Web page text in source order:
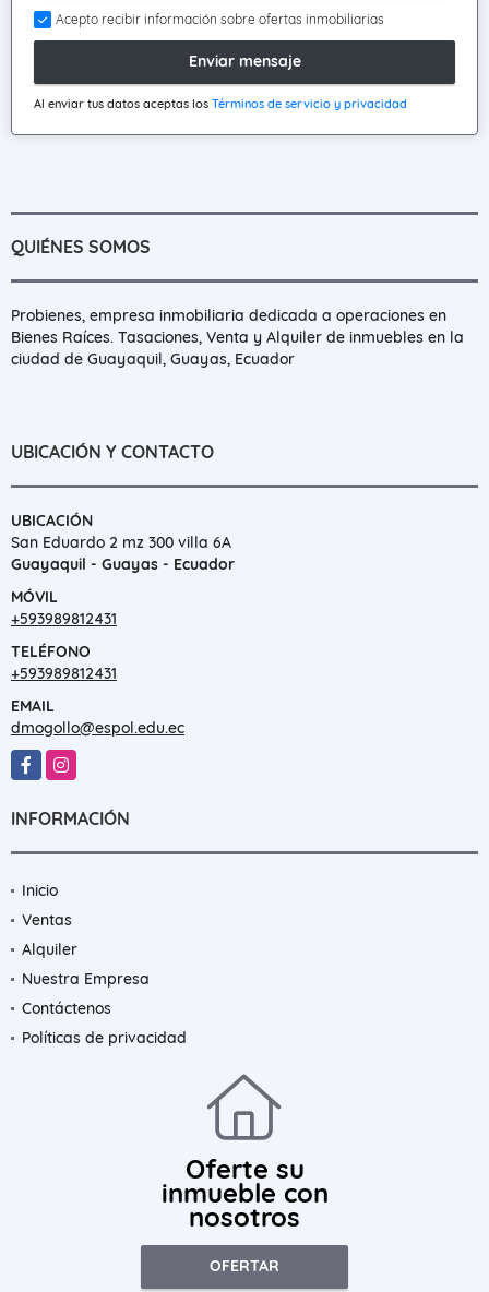
Acepto recibir información sobre ofertas inmobiliarias
Enviar mensaje
Al enviar tus datos aceptas los Términos de servicio y privacidad
QUIÉNES SOMOS
Probienes, empresa inmobiliaria dedicada a operaciones en
Bienes Raíces. Tasaciones, Venta y Alquiler de inmuebles en la
ciudad de Guayaquil, Guayas, Ecuador
UBICACIÓN Y CONTACTO
UBICACIÓN
San Eduardo 2 mz 300 villa 6A
Guayaquil - Guayas - Ecuador
MÓVIL
+593989812431
TELÉFONO
+593989812431
EMAIL
dmogollo@espol.edu.ec
FacebookInstagram
INFORMACIÓN
Inicio
Ventas
Alquiler
Nuestra Empresa
Contáctenos
Políticas de privacidad
Oferte su
inmueble con
nosotros
OFERTAR